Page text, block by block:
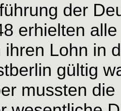
der
erhielten
ihren Lohn in
gültig
mussten